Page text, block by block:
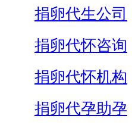
捐卵代生公司
捐卵代怀咨询
捐卵代怀机构
捐卵代孕助孕